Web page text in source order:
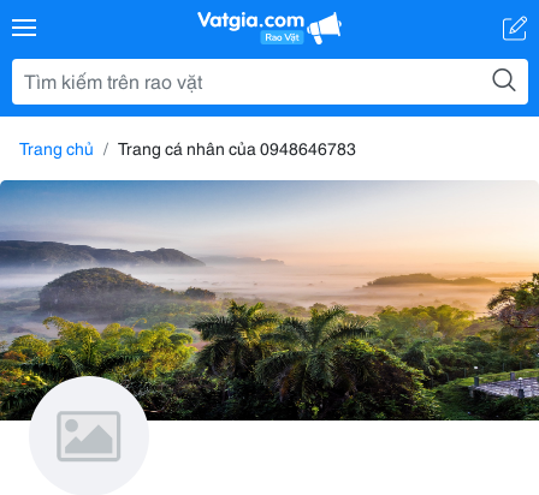
Trang chủ Trang cá nhân của 0948646783